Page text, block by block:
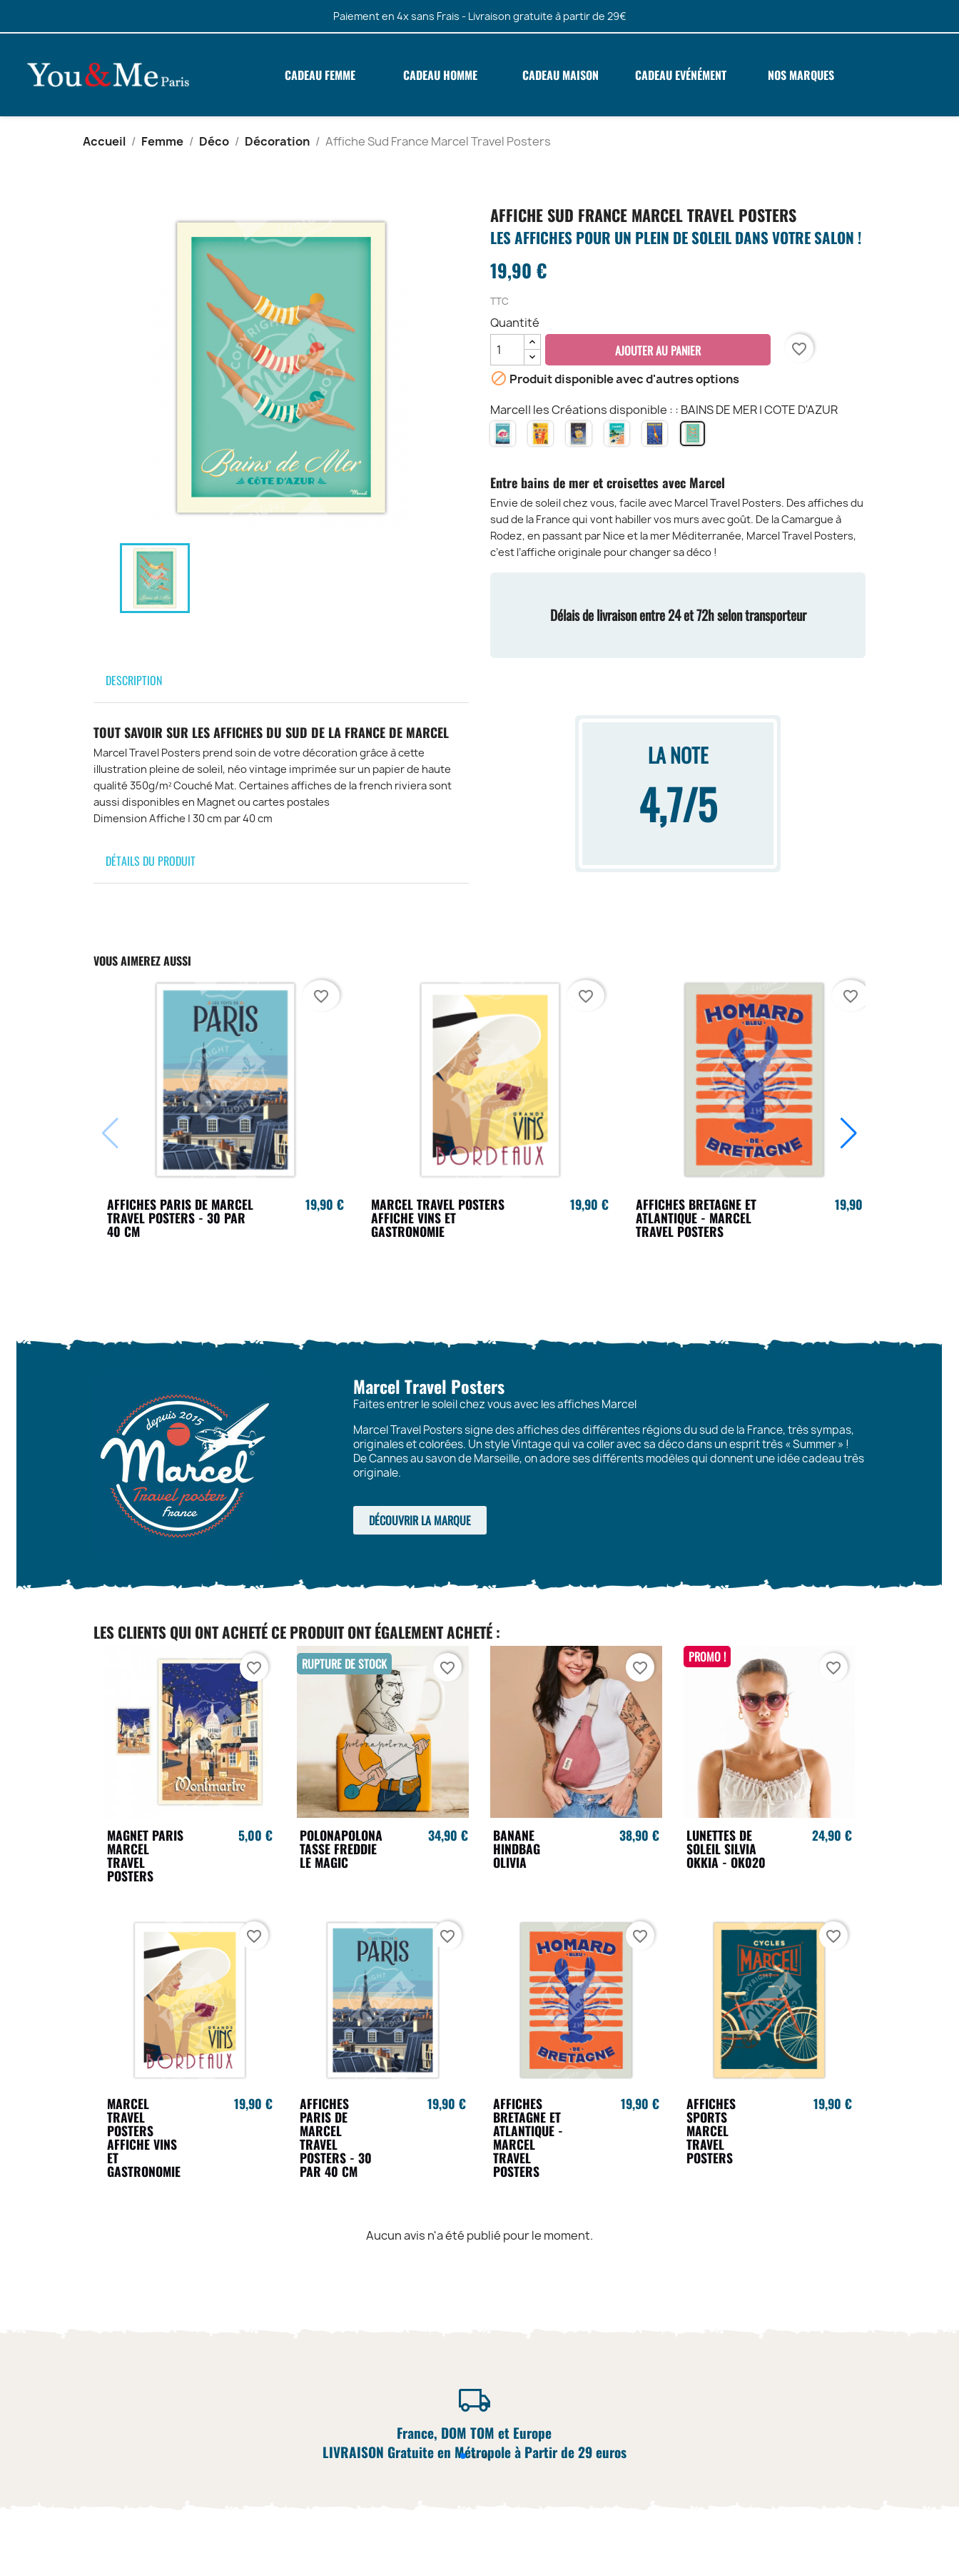
Paiement en 4x sans Frais - Livraison gratuite à partir de 29€
CADEAU FEMME CADEAU HOMME CADEAU MAISON CADEAU EVÉNÉMENT NOS MARQUES
Accueil Femme Déco Décoration Affiche Sud France Marcel Travel Posters
AFFICHE SUD FRANCE MARCEL TRAVEL POSTERS
LES AFFICHES POUR UN PLEIN DE SOLEIL DANS VOTRE SALON !
19,90 €
TTC
Quantité
AJOUTER AU PANIER
favorite_border
 Produit disponible avec d'autres options
Marcel| les Créations disponible : : BAINS DE MER | COTE D'AZUR
CAMARGUEFRENCH
RIVIERA
SAVON
DE
CANNES
La
BAIN
DE
POP
BAINS
DE
COTE
D'AZUR
Entre bains de mer et croisettes avec Marcel
Envie de soleil chez vous, facile avec Marcel Travel Posters. Des affiches du
sud de la France qui vont habiller vos murs avec goût. De la Camargue à
Rodez, en passant par Nice et la mer Méditerranée, Marcel Travel Posters,
c’est l’affiche originale pour changer sa déco !
Délais de livraison entre 24 et 72h selon transporteur
DESCRIPTION
TOUT SAVOIR SUR LES AFFICHES DU SUD DE LA FRANCE DE MARCEL
Marcel Travel Posters prend soin de votre décoration grâce à cette
illustration pleine de soleil, néo vintage imprimée sur un papier de haute
qualité 350g/m² Couché Mat. Certaines affiches de la french riviera sont
aussi disponibles en Magnet ou cartes postales
Dimension Affiche | 30 cm par 40 cm
DÉTAILS DU PRODUIT
LA NOTE
4,7/5
VOUS AIMEREZ AUSSI
AFFICHES PARIS DE MARCEL
TRAVEL POSTERS - 30 PAR
40 CM
19,90 €
favorite_border
MARCEL TRAVEL POSTERS
AFFICHE VINS ET
GASTRONOMIE
19,90 €
favorite_border
AFFICHES BRETAGNE ET
ATLANTIQUE - MARCEL
TRAVEL POSTERS
19,90 €
favorite_border
Marcel Travel Posters
Faites entrer le soleil chez vous avec les affiches Marcel
Marcel Travel Posters signe des affiches des différentes régions du sud de la France, très sympas,
originales et colorées. Un style Vintage qui va coller avec sa déco dans un esprit très « Summer » !
De Cannes au savon de Marseille, on adore ses différents modèles qui donnent une idée cadeau très
originale.
DÉCOUVRIR LA MARQUE
LES CLIENTS QUI ONT ACHETÉ CE PRODUIT ONT ÉGALEMENT ACHETÉ :
MAGNET PARIS
MARCEL
TRAVEL
POSTERS
5,00 €
favorite_border
POLONAPOLONA
TASSE FREDDIE
LE MAGIC
34,90 €
RUPTURE DE STOCK favorite_border
BANANE
HINDBAG
OLIVIA
38,90 €
favorite_border
LUNETTES DE
SOLEIL SILVIA
OKKIA - OK020
24,90 €
PROMO !
favorite_border
MARCEL
TRAVEL
POSTERS
AFFICHE VINS
ET
GASTRONOMIE
19,90 €
favorite_border
AFFICHES
PARIS DE
MARCEL
TRAVEL
POSTERS - 30
PAR 40 CM
19,90 €
favorite_border
AFFICHES
BRETAGNE ET
ATLANTIQUE -
MARCEL
TRAVEL
POSTERS
19,90 €
favorite_border
AFFICHES
SPORTS
MARCEL
TRAVEL
POSTERS
19,90 €
favorite_border
Aucun avis n'a été publié pour le moment.
France, DOM TOM et Europe
LIVRAISON Gratuite en Métropole à Partir de 29 euros